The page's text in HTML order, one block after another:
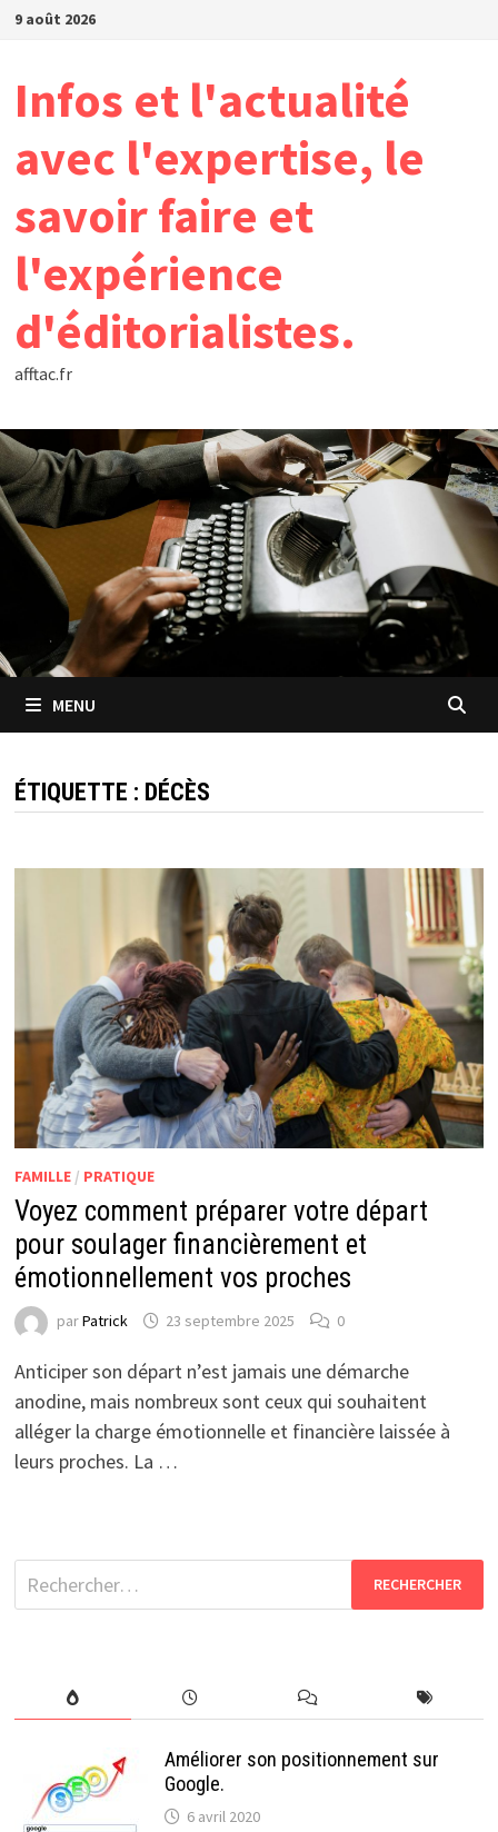
Passer
9 août 2026
Infos et l'actualité
avec l'expertise, le
savoir faire et
l'expérience
d'éditorialistes.
afftac.fr
MENU
ÉTIQUETTE : DÉCÈS
FAMILLE/ PRATIQUE
Voyez comment préparer votre départ
pour soulager financièrement et
émotionnellement vos proches
parPatrick 23 septembre 2025 0
Anticiper son départ n’est jamais une démarche
anodine, mais nombreux sont ceux qui souhaitent
alléger la charge émotionnelle et financière laissée à
leurs proches. La …
Rechercher :
Améliorer son positionnement sur
Google.
6 avril 2020